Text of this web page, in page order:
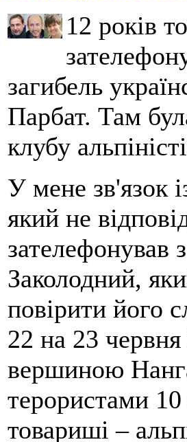
12 років
загибель
Парбат. Там
клубу
У мене зв'язок
який не
зателефонував
Заколодний,
повірити його
22 на 23 червня
вершиною
терористами 10
товариші –